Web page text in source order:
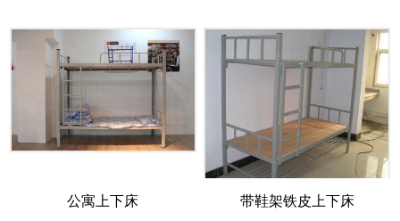
公寓上下床 带鞋架铁皮上下床